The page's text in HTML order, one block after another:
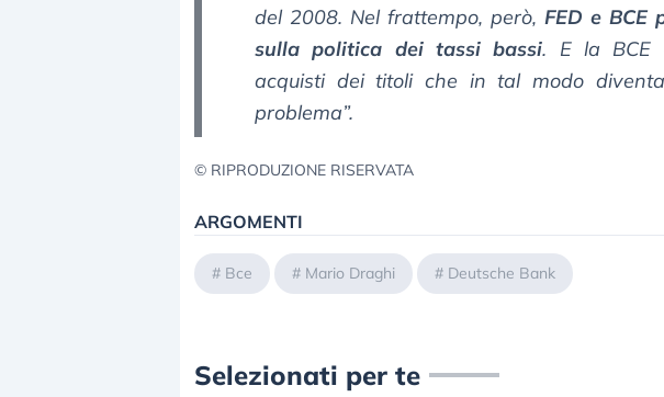
del 2008. Nel frattempo, però,FED e BCE
sulla politica dei tassi bassi. E la BCE
acquisti dei titoli che in tal modo
problema”.
© RIPRODUZIONE RISERVATA
ARGOMENTI
# Bce # Mario Draghi # Deutsche Bank
Selezionati per te